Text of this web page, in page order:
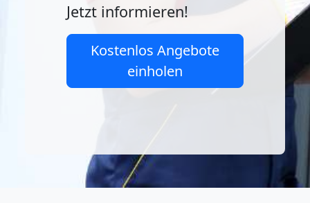
Jetzt informieren!
Kostenlos Angebote
einholen